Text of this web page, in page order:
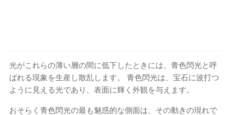
光がこれらの薄い層の間に低下したときには、青色閃光と呼
ばれる現象を生産し散乱します。 青色閃光は、宝石に波打つ
ように見える光であり、表面に輝く外観を与えます。
おそらく青色閃光の最も魅惑的な側面は、その動きの現れで